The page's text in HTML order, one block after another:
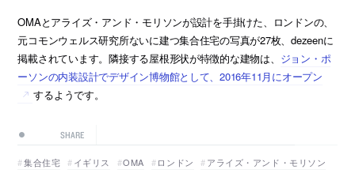
OMAとアライズ・アンド・モリソンが設計を手掛けた、ロンドンの、
元コモンウェルス研究所ないに建つ集合住宅の写真が27枚、dezeenに
掲載されています。隣接する屋根形状が特徴的な建物は、 ジョン・ポ
ーソンの内装設計でデザイン博物館として、2016年11月にオープン
するようです。
SHARE
集合住宅 イギリス OMA ロンドン アライズ・アンド・モリソン